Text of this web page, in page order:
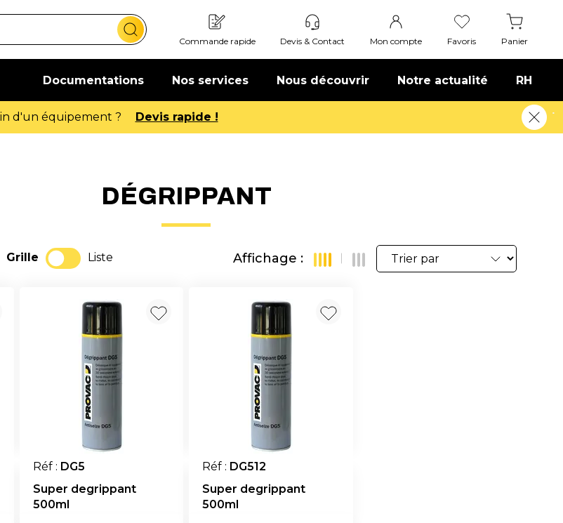
Commande rapide Devis & Contact Mon compte Favoris Panier
Documentations Nos services Nous découvrir Notre actualité RH
Offre de bienvenue : 20€
DÉGRIPPANT
Grille Liste Affichage :
Réf : DG5
Super degrippant
500ml
Réf : DG512
Super degrippant
500ml